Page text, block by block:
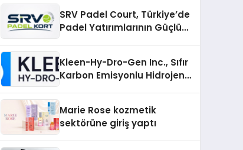
SRV Padel Court, Türkiye’de
Padel Yatırımlarının Güçlü
Kleen-Hy-Dro-Gen Inc., Sıfır
Karbon Emisyonlu Hidrojen
Aldı
Marie Rose kozmetik
sektörüne giriş yaptı